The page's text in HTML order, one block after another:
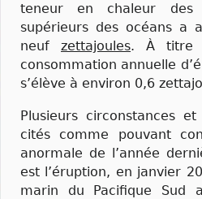
teneur en chaleur des
supérieurs des océans a
neuf zettajoules. À titre
consommation annuelle
s’élève à environ 0,6
Plusieurs circonstances
cités comme pouvant
anormale de l’année
est l’éruption, en janvier
marin du Pacifique Sud